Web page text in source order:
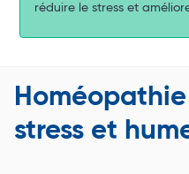
réduire le stress et
stress et